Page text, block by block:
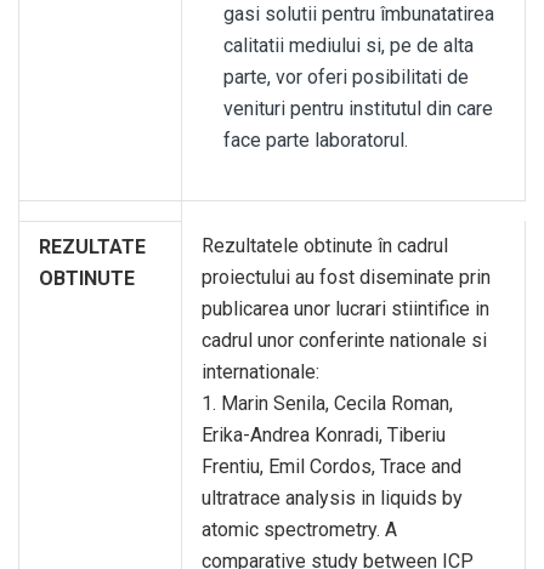
gasi solutii pentru îmbunatatirea
calitatii mediului si, pe de alta
parte, vor oferi posibilitati de
venituri pentru institutul din care
face parte laboratorul.
REZULTATE
OBTINUTE
Rezultatele obtinute în cadrul
proiectului au fost diseminate prin
publicarea unor lucrari stiintifice in
cadrul unor conferinte nationale si
internationale:
1. Marin Senila, Cecila Roman,
Erika-Andrea Konradi, Tiberiu
Frentiu, Emil Cordos, Trace and
ultratrace analysis in liquids by
atomic spectrometry. A
comparative study between ICP